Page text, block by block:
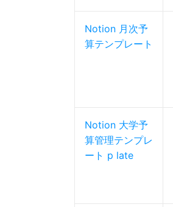
Notion 月次予
算テンプレート
Notion 大学予
算管理テンプレ
ート p late